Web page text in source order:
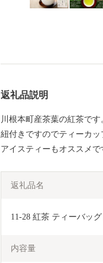
返礼品説明
川根本町産茶葉の紅茶で
紐付きですのでティーカッ
アイスティーもオススメで
返礼品名
11-28 紅茶 ティーバッ
内容量